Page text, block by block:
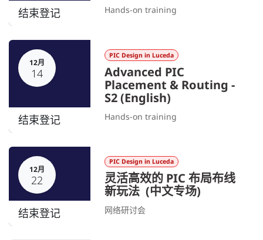
结束登记 Hands-on training
12月
14
结束登记
PIC Design in Luceda
Advanced PIC
Placement & Routing -
S2 (English)
Hands-on training
12月
22
结束登记
PIC Design in Luceda
灵活高效的 PIC 布局布线
新玩法 (中文专场)
网络研讨会